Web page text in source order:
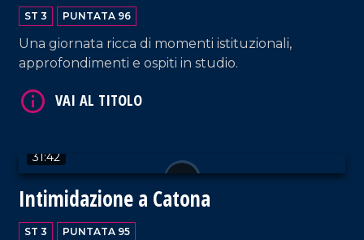
ST 3 PUNTATA 96
Una giornata ricca di momenti istituzionali,
approfondimenti e ospiti in studio.
31:42
Intimidazione a Catona
ST 3 PUNTATA 95
VAI AL TITOLO
VAI AL TITOLO